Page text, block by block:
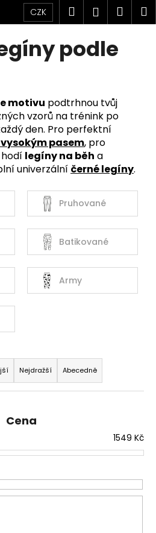
CZK Hledat
podle
motivu podtrhnou tvůj
vzorů na trénink po
den. Pro perfektní
pasem, pro
legíny na běh a
univerzální černé legíny.
Pruhované
Batikované
Army
Nejdražší Abecedně
Cena
1549 Kč